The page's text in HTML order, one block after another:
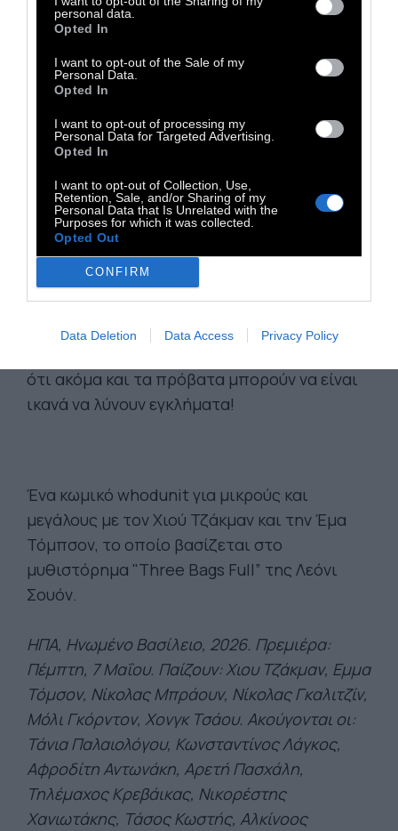
personal data.
Opted In
I want to opt-out of the Sale of my
Personal Data.
Opted In
I want to opt-out of processing my
Personal Data for Targeted Advertising.
Opted In
I want to opt-out of Collection, Use,
Retention, Sale, and/or Sharing of my
Personal Data that Is Unrelated with the
Purposes for which it was collected.
Opted Out
CONFIRM
Data Deletion Data Access Privacy Policy
ΑΛΛΕΣ ΤΑΙΝΙΕΣ:
ΜΑΛΛΙΑΡΟΙ ΝΤΕΤΕΚΤΙΒ (The Sheep
του Κάιλ Μπάλντα.Ο Τζορτζ είναι ένας
βοσκός που διαβάζει αστυνομικά
μυθιστορήματα στα αγαπημένα του πρόβατα
κάθε βράδυ, υποθέτοντας ότι δεν είναι
δυνατόν να καταλαβαίνουν. Όταν όμως ένα
μυστηριώδες περιστατικό διαταράσσει τη
ζωή στο αγρόκτημα, τα πρόβατα
συνειδητοποιούν ότι πρέπει να γίνουν
ντετέκτιβ. Καθώς ακολουθούν τα στοιχεία
ότι ακόμα και τα πρόβατα μπορούν να είναι
ικανά να λύνουν εγκλήματα!
Ένα κωμικό whodunit για μικρούς και
μεγάλους με τον Χιού Τζάκμαν και την Έμα
Τόμπσον, το οποίο βασίζεται στο
μυθιστόρημα "Three Bags Full” της Λεόνι
Σουόν.
ΗΠΑ, Ηνωμένο Βασίλειο, 2026. Πρεμιέρα:
Πέμπτη, 7 Μαΐου. Παίζουν: Χιου Τζάκμαν, Εμμα
Τόμσον, Νίκολας Μπράουν, Νίκολας Γκαλιτζίν,
Μόλι Γκόρντον, Χονγκ Τσάου. Ακούγονται οι:
Τάνια Παλαιολόγου, Κωνσταντίνος Λάγκος,
Αφροδίτη Αντωνάκη, Αρετή Πασχάλη,
Τηλέμαχος Κρεβάικας, Νικορέστης
Χανιωτάκης, Τάσος Κωστής, Αλκίνοος